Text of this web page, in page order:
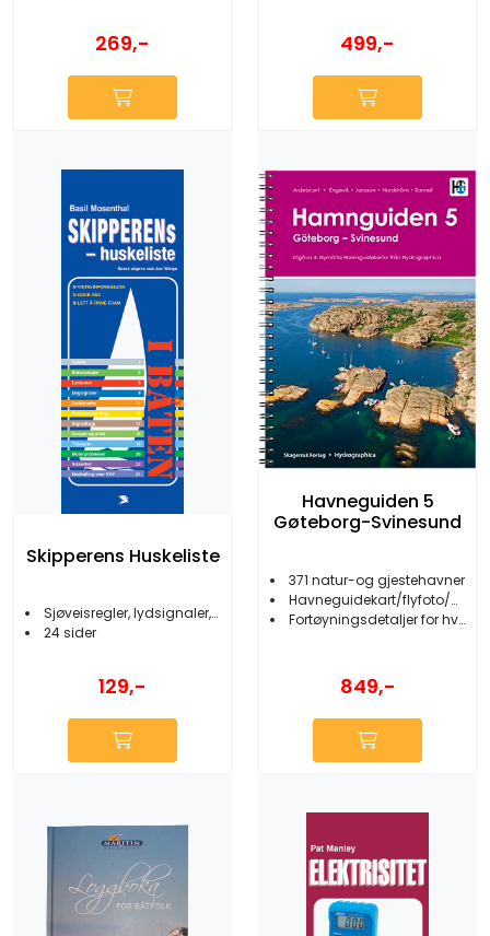
269,- 499,-
Skipperens Huskeliste
Sjøveisregler, lydsignaler, lanterner m.m.
24 sider
129,-
Havneguiden 5
Gøteborg-Svinesund
371 natur-og gjestehavner
Havneguidekart/flyfoto/nøkkelinformasjon
Fortøyningsdetaljer for hver havn
849,-